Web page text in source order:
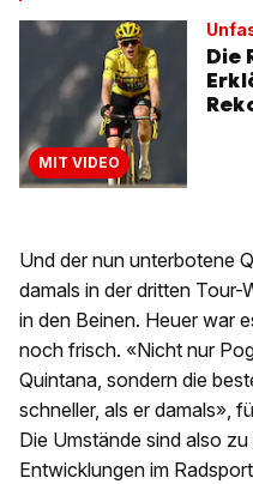
MIT VIDEO
Die
Und der nun unterbotene
damals in der dritten
in den Beinen. Heuer war
noch frisch. «Nicht nur
Quintana, sondern die
schneller, als er damals»,
Die Umstände sind also
Entwicklungen im